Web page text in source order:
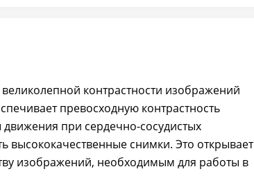
контрастности изображений
превосходную контрастность
при сердечно-сосудистых
высококачественные снимки. Это открывает
изображений, необходимым для работы в